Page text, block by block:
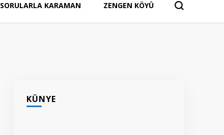
SORULARLA KARAMAN ZENGEN KÖYÜ
KÜNYE